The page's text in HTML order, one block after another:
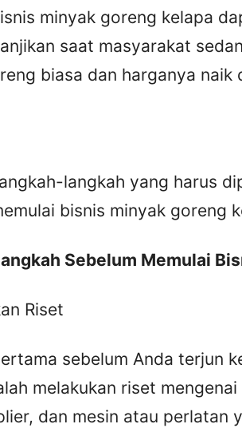
minyak goreng kelapa
saat masyarakat
biasa dan harganya naik
langkah yang harus
bisnis minyak goreng
Sebelum Memulai
Riset
sebelum Anda terjun
melakukan riset
dan mesin atau perlatan